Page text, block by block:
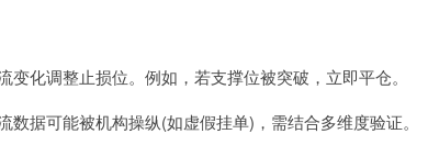
变化调整止损位。例如，若支撑位被突破，立即平仓。
数据可能被机构操纵(如虚假挂单)，需结合多维度验证。